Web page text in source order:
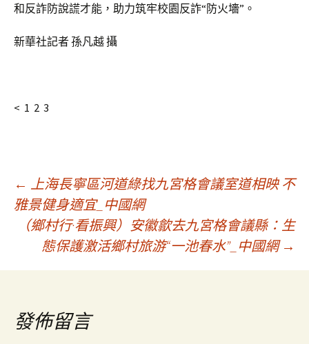
和反詐防說謊才能，助力筑牢校園反詐“防火墻”。
新華社記者 孫凡越 攝
< 1 2 3
文
章
導
覽
← 上海長寧區河道綠找九宮格會議室道相映 不
雅景健身適宜_中國網
（鄉村行·看振興）安徽歙去九宮格會議縣：生
態保護激活鄉村旅游“一池春水”_中國網 →
發佈留言